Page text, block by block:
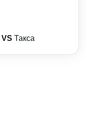
VS Такса